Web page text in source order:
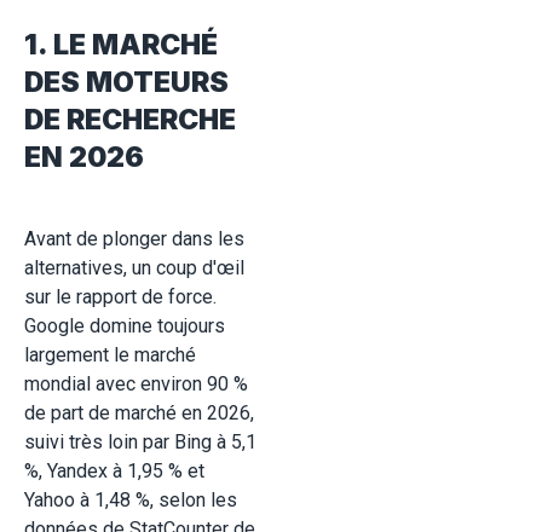
1. LE MARCHÉ
DES MOTEURS
DE RECHERCHE
EN 2026
Avant de plonger dans les
alternatives, un coup d'œil
sur le rapport de force.
Google domine toujours
largement le marché
mondial avec environ 90 %
de part de marché en 2026,
suivi très loin par Bing à 5,1
%, Yandex à 1,95 % et
Yahoo à 1,48 %, selon les